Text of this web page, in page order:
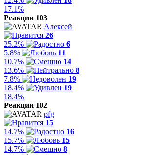
17.1%
Реакции 103
Алексей
26
25.2%
6
5.8%
11
10.7%
14
13.6%
8
7.8%
19
18.4%
19
18.4%
Реакции 102
pfg
15
14.7%
16
15.7%
15
14.7%
8